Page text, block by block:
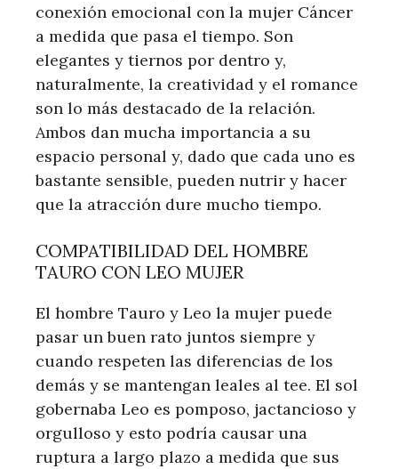
conexión emocional con la mujer Cáncer
a medida que pasa el tiempo. Son
elegantes y tiernos por dentro y,
naturalmente, la creatividad y el romance
son lo más destacado de la relación.
Ambos dan mucha importancia a su
espacio personal y, dado que cada uno es
bastante sensible, pueden nutrir y hacer
que la atracción dure mucho tiempo.
COMPATIBILIDAD DEL HOMBRE
TAURO CON LEO MUJER
El hombre Tauro y Leo la mujer puede
pasar un buen rato juntos siempre y
cuando respeten las diferencias de los
demás y se mantengan leales al tee. El sol
gobernaba Leo es pomposo, jactancioso y
orgulloso y esto podría causar una
ruptura a largo plazo a medida que sus